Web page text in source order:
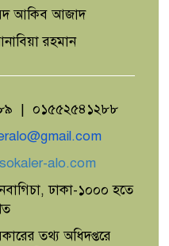
বিস্ময়'
না পারলে দেশের উন্নয়ন
রবিউল বাশার
আদর্শ সরকারি প্রাথমিক
প্রধান শিক্ষক তরিকুল ইসলামের
আকিব আজাদ
রহমান
| ০১৫৫২৫৪১২৮৮
alo.com
ঢাকা-১০০০ হতে
তথ্য অধিদপ্তরে